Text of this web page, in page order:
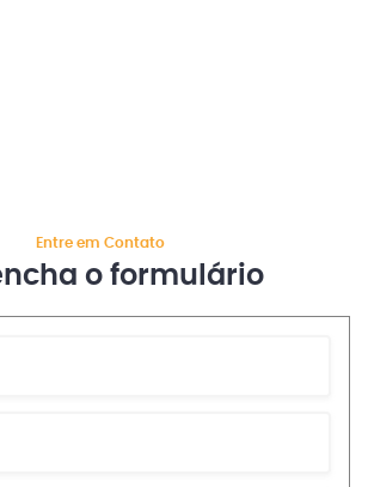
Entre em Contato
o formulário